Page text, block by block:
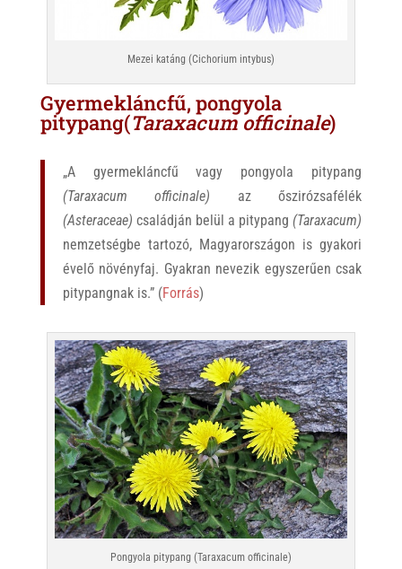
Mezei katáng (Cichorium intybus)
Gyermekláncfű, pongyola
pitypang(Taraxacum officinale)
„A gyermekláncfű vagy pongyola pitypang
(Taraxacum officinale) az őszirózsafélék
(Asteraceae) családján belül a pitypang (Taraxacum)
nemzetségbe tartozó, Magyarországon is gyakori
évelő növényfaj. Gyakran nevezik egyszerűen csak
pitypangnak is.” (Forrás)
Pongyola pitypang (Taraxacum officinale)